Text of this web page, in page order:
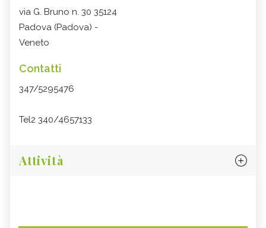
via G. Bruno n. 30 35124
Padova (Padova) -
Veneto
Contatti
347/5295476
Tel2 340/4657133
Attività